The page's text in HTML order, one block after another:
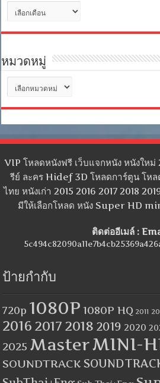
เก็บ
หมวดหมู่
หมู่
VIP โหลดหนังฟรี เว็บแจกหนัง หนังให
รีย์ ละคร Hidef 3D โหลดการ์ตูน โห
ไทย หนังเก่า 2015 2016 2017 2018
มีให้เลือกโหลด หนัง Super HD
ติดต่ออีเมล์ :
ป้ายกำกับ
720p 1080P 1080P HQ 2011
2016 2017 2018 2019 2020
2025 MasterMINI-
SOUNDTRACK